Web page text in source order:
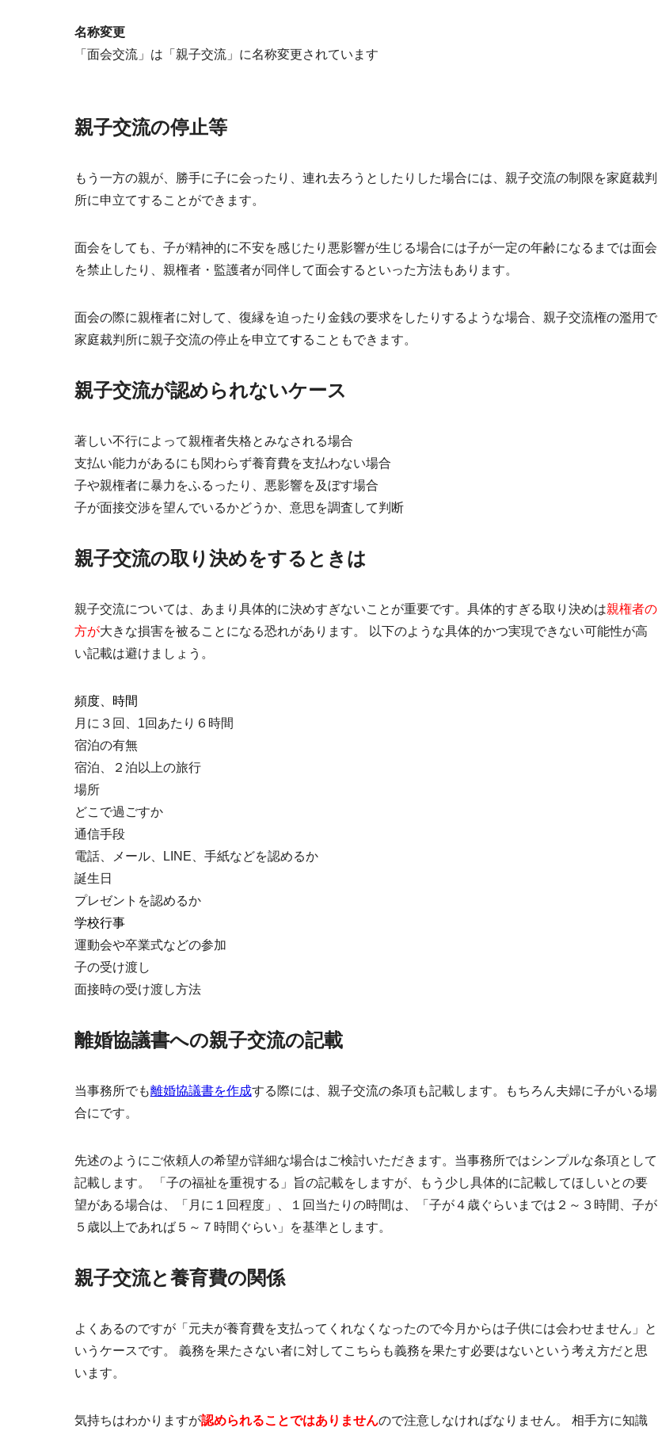
名称変更
「面会交流」は「親子交流」に名称変更されています
親子交流の停止等
もう一方の親が、勝手に子に会ったり、連れ去ろうとしたりした場合には、 親子交流の制限を家庭裁判
所に申立てすることができます。
面会をしても、子が精神的に不安を感じたり悪影響が生じる場合には子が一定の年齢になるまでは面会
を禁止したり、親権者・監護者が同伴して面会するといった方法もあります。
面会の際に親権者に対して、復縁を迫ったり金銭の要求をしたりするような場合、親子交流権の濫用で
家庭裁判所に親子交流の停止を申立てすることもできます。
親子交流が認められないケース
著しい不行によって親権者失格とみなされる場合
支払い能力があるにも関わらず養育費を支払わない場合
子や親権者に暴力をふるったり、悪影響を及ぼす場合
子が面接交渉を望んでいるかどうか、意思を調査して判断
親子交流の取り決めをするときは
親子交流については、あまり具体的に決めすぎないことが重要です。具体的すぎる取り決めは親権者の
方が大きな損害を被ることになる恐れがあります。 以下のような具体的かつ実現できない可能性が高
い記載は避けましょう。
頻度、時間
月に３回、1回あたり６時間
宿泊の有無
宿泊、２泊以上の旅行
場所
どこで過ごすか
通信手段
電話、メール、LINE、手紙などを認めるか
誕生日
プレゼントを認めるか
学校行事
運動会や卒業式などの参加
子の受け渡し
面接時の受け渡し方法
離婚協議書への親子交流の記載
当事務所でも離婚協議書を作成する際には、 親子交流の条項も記載します。もちろん夫婦に子がいる場
合にです。
先述のようにご依頼人の希望が詳細な場合はご検討いただきます。当事務所ではシンプルな条項として
記載します。 「子の福祉を重視する」旨の記載をしますが、もう少し具体的に記載してほしいとの要
望がある場合は、「月に１回程度」、１回当たりの時間は、「子が４歳ぐらいまでは２～３時間、子が
５歳以上であれば５～７時間ぐらい」を基準とします。
親子交流と養育費の関係
よくあるのですが「元夫が養育費を支払ってくれなくなったので今月からは子供には会わせません」と
いうケースです。 義務を果たさない者に対してこちらも義務を果たす必要はないという考え方だと思
います。
気持ちはわかりますが認められることではありませんので注意しなければなりません。 相手方に知識